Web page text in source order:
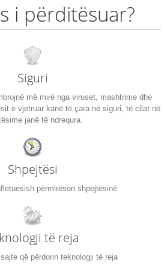
i përditësuar?
Siguri
më mirë nga viruset, mashtrime dhe
e vjetruar kanë të çara në siguri, të cilat në
janë të ndrequra.
Shpejtësi
përmirëson shpejtësinë
të reja
që përdorin teknologji të reja